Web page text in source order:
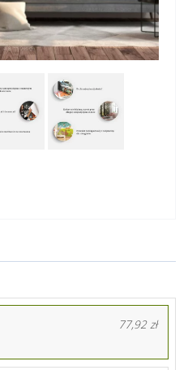
77,92 zł